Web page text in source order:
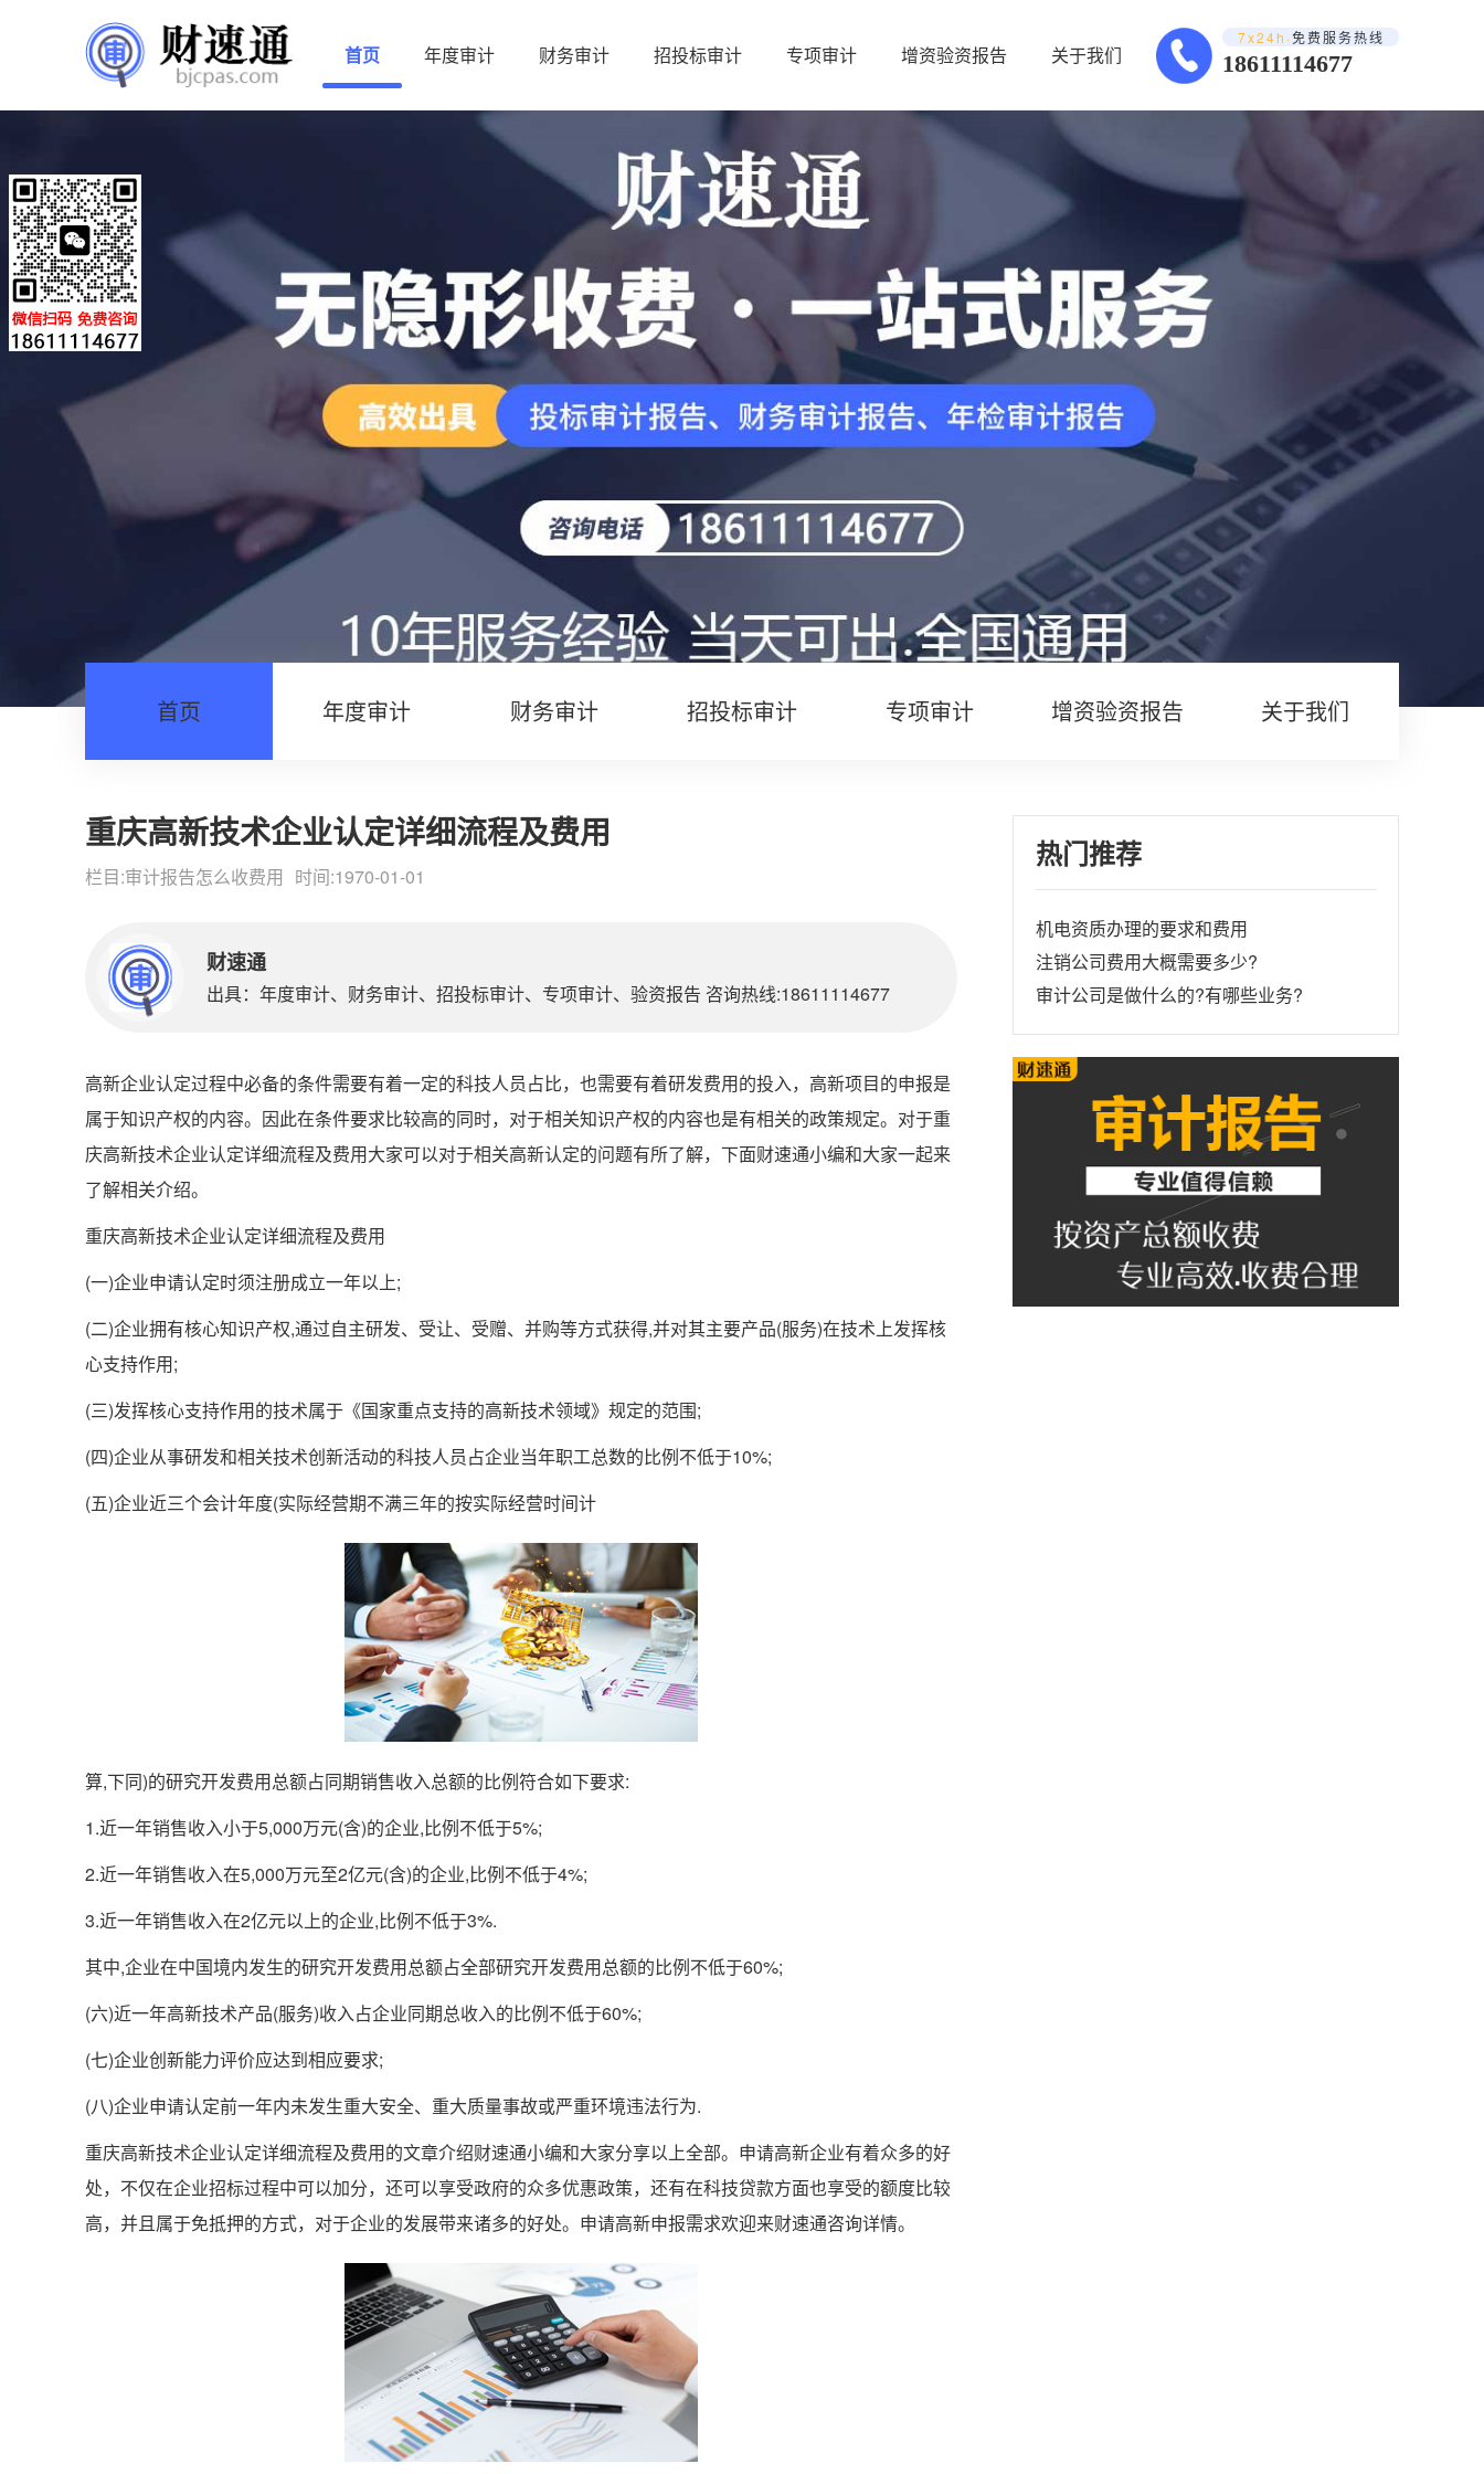
首页 年度审计 财务审计 招投标审计 专项审计 增资验资报告 关于我们
7x24h·免费服务热线
18611114677
首页 年度审计 财务审计 招投标审计 专项审计 增资验资报告 关于我们
重庆高新技术企业认定详细流程及费用
栏目:审计报告怎么收费用 时间:1970-01-01
财速通
出具：年度审计、财务审计、招投标审计、专项审计、验资报告 咨询热线:18611114677
高新企业认定过程中必备的条件需要有着一定的科技人员占比，也需要有着研发费用的投入，高新项目的申报是
属于知识产权的内容。因此在条件要求比较高的同时，对于相关知识产权的内容也是有相关的政策规定。对于重
庆高新技术企业认定详细流程及费用大家可以对于相关高新认定的问题有所了解，下面财速通小编和大家一起来
了解相关介绍。
重庆高新技术企业认定详细流程及费用
(一)企业申请认定时须注册成立一年以上;
(二)企业拥有核心知识产权,通过自主研发、受让、受赠、并购等方式获得,并对其主要产品(服务)在技术上发挥核
心支持作用;
(三)发挥核心支持作用的技术属于《国家重点支持的高新技术领域》规定的范围;
(四)企业从事研发和相关技术创新活动的科技人员占企业当年职工总数的比例不低于10%;
(五)企业近三个会计年度(实际经营期不满三年的按实际经营时间计
算,下同)的研究开发费用总额占同期销售收入总额的比例符合如下要求:
1.近一年销售收入小于5,000万元(含)的企业,比例不低于5%;
2.近一年销售收入在5,000万元至2亿元(含)的企业,比例不低于4%;
3.近一年销售收入在2亿元以上的企业,比例不低于3%.
其中,企业在中国境内发生的研究开发费用总额占全部研究开发费用总额的比例不低于60%;
(六)近一年高新技术产品(服务)收入占企业同期总收入的比例不低于60%;
(七)企业创新能力评价应达到相应要求;
(八)企业申请认定前一年内未发生重大安全、重大质量事故或严重环境违法行为.
重庆高新技术企业认定详细流程及费用的文章介绍财速通小编和大家分享以上全部。申请高新企业有着众多的好
处，不仅在企业招标过程中可以加分，还可以享受政府的众多优惠政策，还有在科技贷款方面也享受的额度比较
高，并且属于免抵押的方式，对于企业的发展带来诸多的好处。申请高新申报需求欢迎来财速通咨询详情。
热门推荐
机电资质办理的要求和费用
注销公司费用大概需要多少?
审计公司是做什么的?有哪些业务?